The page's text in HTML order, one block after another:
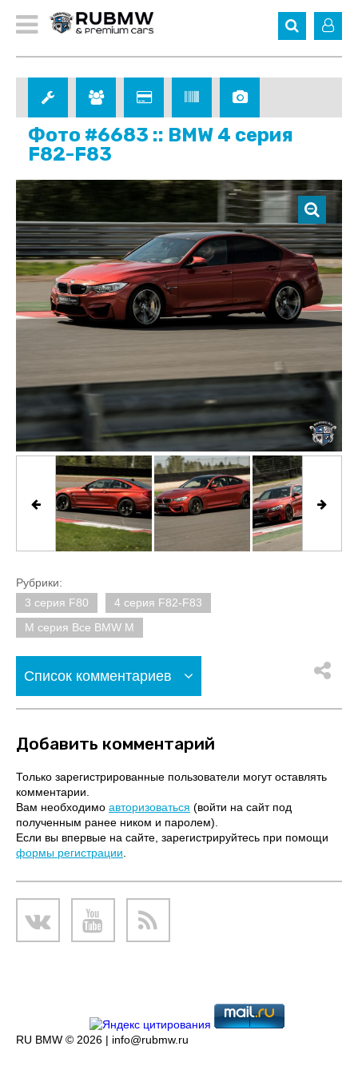
Фото #6683 :: BMW 4 серия
F82-F83
Рубрики:
3 серия F80
4 серия F82-F83
M серия Все BMW M
Список комментариев
Добавить комментарий
Только зарегистрированные пользователи могут оставлять
комментарии.
Вам необходимо авторизоваться (войти на сайт под
полученным ранее ником и паролем).
Если вы впервые на сайте, зарегистрируйтесь при помощи
формы регистрации
RU BMW © 2026 | info@rubmw.ru